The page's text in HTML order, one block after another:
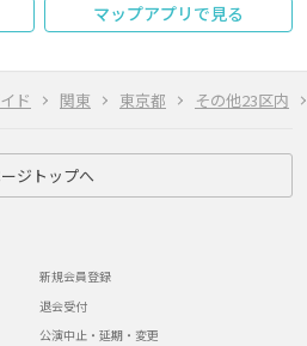
ド 関東 東京都 その他23区内
マップアプリで見る
ジトップへ
新規会員登録
退会受付
公演中止・延期・変更